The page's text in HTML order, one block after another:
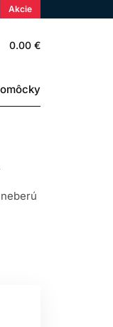
Akcie
0.00 €